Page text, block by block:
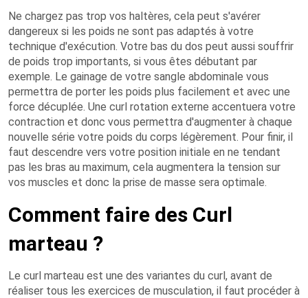
Ne chargez pas trop vos haltères, cela peut s'avérer
dangereux si les poids ne sont pas adaptés à votre
technique d'exécution. Votre bas du dos peut aussi souffrir
de poids trop importants, si vous êtes débutant par
exemple. Le gainage de votre sangle abdominale vous
permettra de porter les poids plus facilement et avec une
force décuplée. Une curl rotation externe accentuera votre
contraction et donc vous permettra d'augmenter à chaque
nouvelle série votre poids du corps légèrement. Pour finir, il
faut descendre vers votre position initiale en ne tendant
pas les bras au maximum, cela augmentera la tension sur
vos muscles et donc la prise de masse sera optimale.
Comment faire des Curl
marteau ?
Le curl marteau est une des variantes du curl, avant de
réaliser tous les exercices de musculation, il faut procéder à